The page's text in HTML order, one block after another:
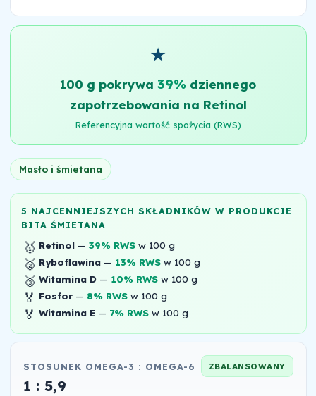
★
100 g pokrywa 39% dziennego
zapotrzebowania na Retinol
Referencyjna wartość spożycia (RWS)
Masło i śmietana
5 NAJCENNIEJSZYCH SKŁADNIKÓW W PRODUKCIE
BITA ŚMIETANA
🥇 Retinol— 39% RWSw 100 g
🥈 Ryboflawina— 13% RWSw 100 g
🥉 Witamina D— 10% RWSw 100 g
🏅 Fosfor— 8% RWSw 100 g
🏅 Witamina E— 7% RWSw 100 g
STOSUNEK OMEGA-3 : OMEGA-6 ZBALANSOWANY
1 : 5,9